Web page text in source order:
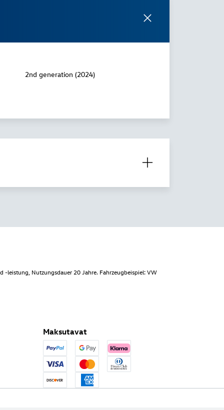
2nd generation (2024)
-leistung, Nutzungsdauer 20 Jahre. Fahrzeugbeispiel: VW
Maksutavat